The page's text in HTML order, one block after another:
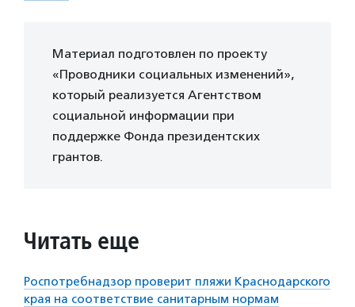
Материал подготовлен по проекту
«Проводники социальных изменений»,
который реализуется Агентством
социальной информации при
поддержке Фонда президентских
грантов.
Читать еще
Роспотребнадзор проверит пляжи Краснодарского
края на соответствие санитарным нормам